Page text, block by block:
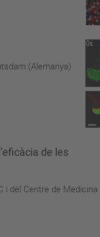
(Alemanya)
de les
i del Centre de Medicina